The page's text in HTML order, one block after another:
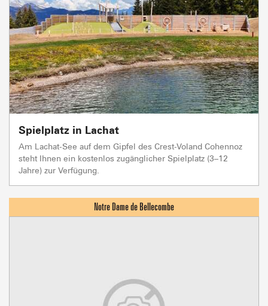
Spielplatz in Lachat
Am Lachat-See auf dem Gipfel des Crest-Voland Cohennoz
steht Ihnen ein kostenlos zugänglicher Spielplatz (3–12
Jahre) zur Verfügung.